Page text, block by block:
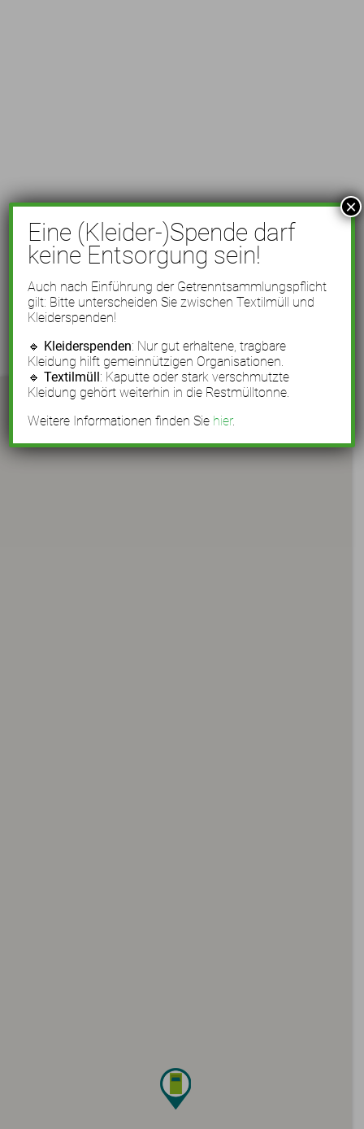
Eine (Kleider-)Spende darf
keine Entsorgung sein!
Auch nach Einführung der Getrenntsammlungspflicht
gilt: Bitte unterscheiden Sie zwischen Textilmüll und
Kleiderspenden!
🔹 Kleiderspenden: Nur gut erhaltene, tragbare
Kleidung hilft gemeinnützigen Organisationen.
🔹Textilmüll: Kaputte oder stark verschmutzte
Kleidung gehört weiterhin in die Restmülltonne.
Weitere Informationen finden Sie hier.
×